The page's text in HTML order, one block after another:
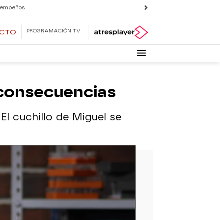
PROGRAMACIÓN TV
cuchillo de Miguel se